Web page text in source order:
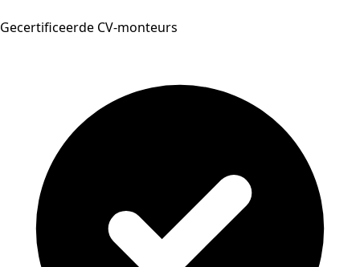
Gecertificeerde CV-monteurs